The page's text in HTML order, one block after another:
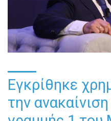
Εγκρίθηκε
την